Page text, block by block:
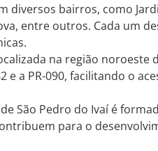
diversos bairros, como
entre outros. Cada um
na região noroeste
e a PR-090, facilitando o
São Pedro do Ivaí é
para o